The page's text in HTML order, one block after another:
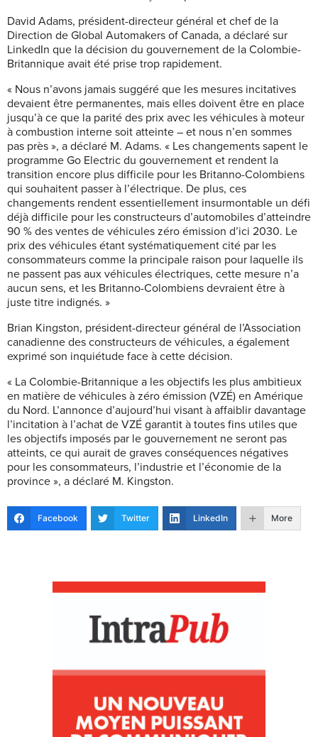
David Adams, président-directeur général et chef de la
Direction de Global Automakers of Canada, a déclaré sur
LinkedIn que la décision du gouvernement de la Colombie-
Britannique avait été prise trop rapidement.
« Nous n’avons jamais suggéré que les mesures incitatives
devaient être permanentes, mais elles doivent être en place
jusqu’à ce que la parité des prix avec les véhicules à moteur
à combustion interne soit atteinte – et nous n’en sommes
pas près », a déclaré M. Adams. « Les changements sapent le
programme Go Electric du gouvernement et rendent la
transition encore plus difficile pour les Britanno-Colombiens
qui souhaitent passer à l’électrique. De plus, ces
changements rendent essentiellement insurmontable un défi
déjà difficile pour les constructeurs d’automobiles d’atteindre
90 % des ventes de véhicules zéro émission d’ici 2030. Le
prix des véhicules étant systématiquement cité par les
consommateurs comme la principale raison pour laquelle ils
ne passent pas aux véhicules électriques, cette mesure n’a
aucun sens, et les Britanno-Colombiens devraient être à
juste titre indignés. »
Brian Kingston, président-directeur général de l’Association
canadienne des constructeurs de véhicules, a également
exprimé son inquiétude face à cette décision.
« La Colombie-Britannique a les objectifs les plus ambitieux
en matière de véhicules à zéro émission (VZÉ) en Amérique
du Nord. L’annonce d’aujourd’hui visant à affaiblir davantage
l’incitation à l’achat de VZÉ garantit à toutes fins utiles que
les objectifs imposés par le gouvernement ne seront pas
atteints, ce qui aurait de graves conséquences négatives
pour les consommateurs, l’industrie et l’économie de la
province », a déclaré M. Kingston.
Facebook Twitter LinkedIn More